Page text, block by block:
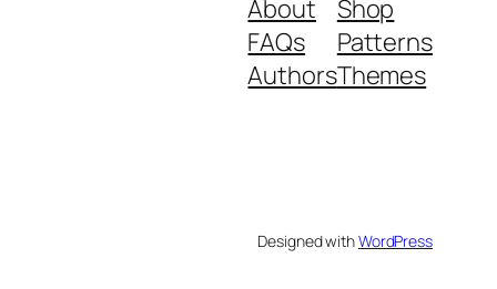
About
FAQs
Authors
Shop
Patterns
Themes
Designed withWordPress